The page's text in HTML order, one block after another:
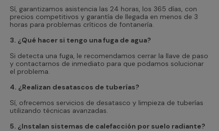
Sí, garantizamos asistencia las 24 horas, los 365 días, con
precios competitivos y garantía de llegada en menos de 3
horas para problemas críticos de fontanería.
3. ¿Qué hacer si tengo una fuga de agua?
Si detecta una fuga, le recomendamos cerrar la llave de paso
y contactarnos de inmediato para que podamos solucionar
el problema.
4. ¿Realizan desatascos de tuberías?
Sí, ofrecemos servicios de desatasco y limpieza de tuberías
utilizando técnicas avanzadas.
5. ¿Instalan sistemas de calefacción por suelo radiante?